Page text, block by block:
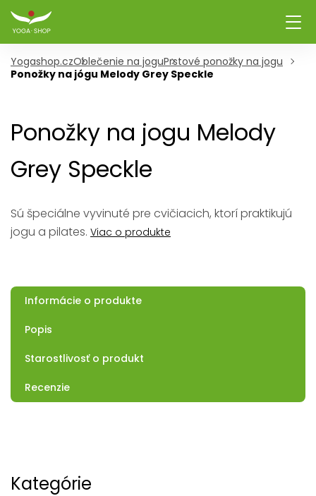
Yogashop.czOblečenie na joguPrstové ponožky na jogu
Ponožky na jógu Melody Grey Speckle
Ponožky na jogu Melody
Grey Speckle
Sú špeciálne vyvinuté pre cvičiacich, ktorí praktikujú
jogu a pilates. Viac o produkte
Informácie o produkte
Popis
Starostlivosť o produkt
Recenzie
Kategórie